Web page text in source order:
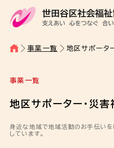
事業一覧 地区サポータ
事業一覧
地区サポーター・災
身近な地域で地域活動のお手伝いを
しています。